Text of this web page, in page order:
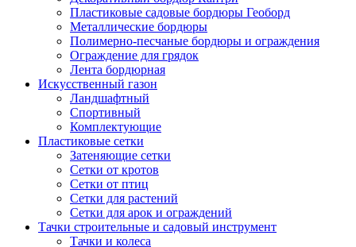
Пластиковые садовые бордюры Геоборд
Металлические бордюры
Полимерно-песчаные бордюры и ограждения
Ограждение для грядок
Лента бордюрная
Искусственный газон
Ландшафтный
Спортивный
Комплектующие
Пластиковые сетки
Затеняющие сетки
Сетки от кротов
Сетки от птиц
Сетки для растений
Сетки для арок и ограждений
Тачки строительные и садовый инструмент
Тачки и колеса